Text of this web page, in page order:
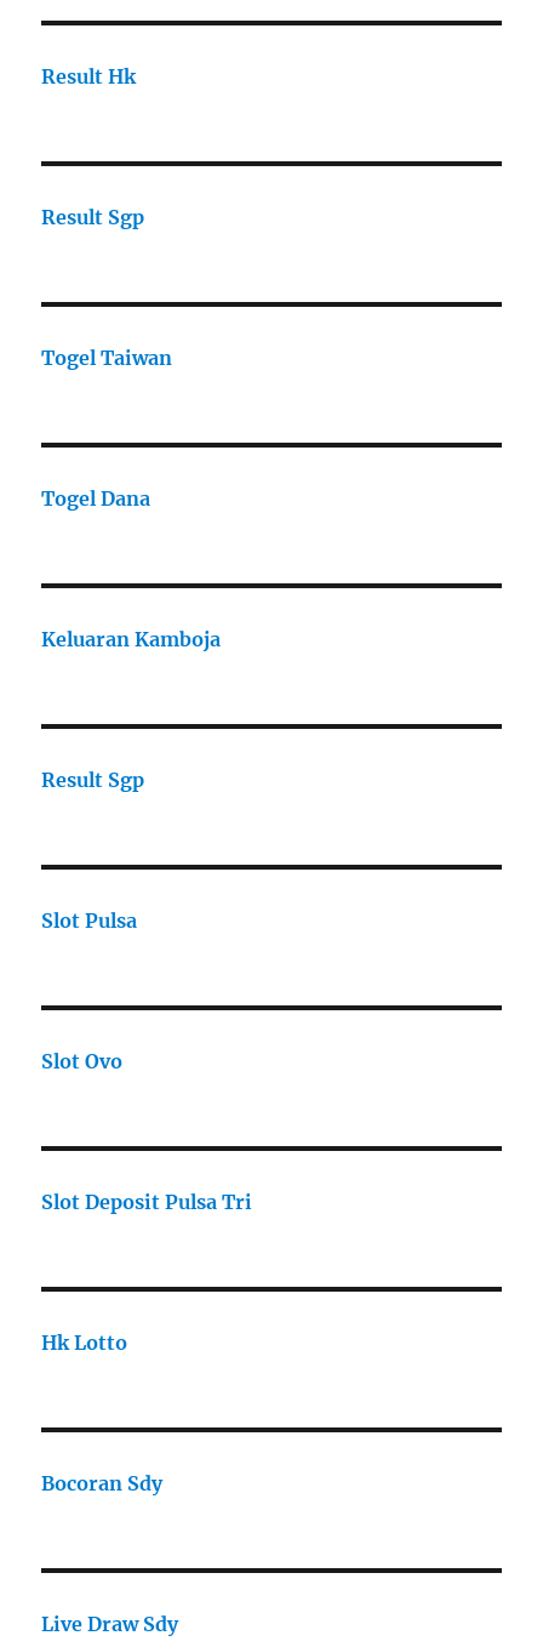
Result Hk
Result Sgp
Togel Taiwan
Togel Dana
Keluaran Kamboja
Result Sgp
Slot Pulsa
Slot Ovo
Slot Deposit Pulsa Tri
Hk Lotto
Bocoran Sdy
Live Draw Sdy